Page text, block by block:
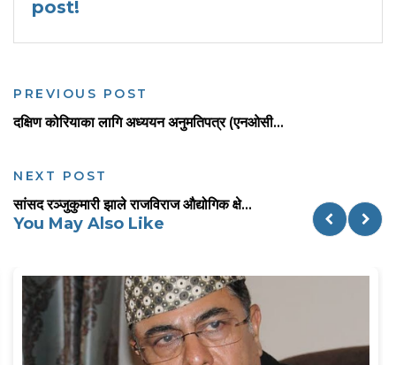
post!
PREVIOUS POST
दक्षिण कोरियाका लागि अध्ययन अनुमतिपत्र (एनओसी...
NEXT POST
सांसद रञ्जुकुमारी झाले राजविराज औद्योगिक क्षे...
You May Also Like